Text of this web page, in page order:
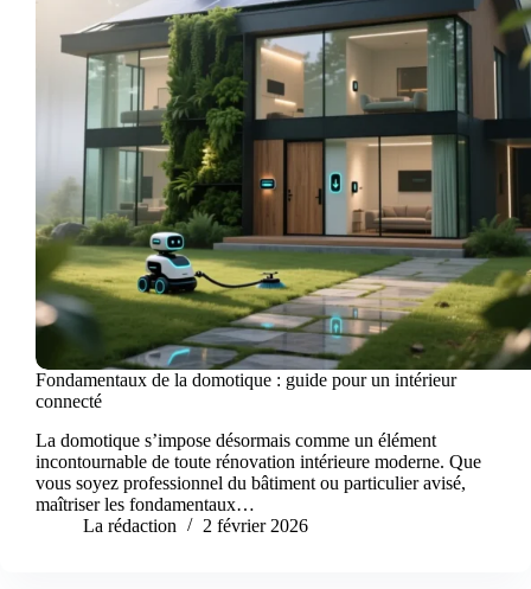
Fondamentaux de la domotique : guide pour un intérieur
connecté
La domotique s’impose désormais comme un élément
incontournable de toute rénovation intérieure moderne. Que
vous soyez professionnel du bâtiment ou particulier avisé,
maîtriser les fondamentaux…
La rédaction
2 février 2026